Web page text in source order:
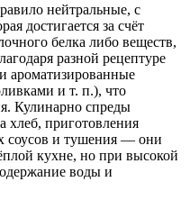
нейтральные, с
достигается за счёт
белка либо веществ,
разной рецептуре
ароматизированные
и т. п.), что
Кулинарно спреды
хлеб, приготовления
соусов и тушения — они
кухне, но при высокой
воды и